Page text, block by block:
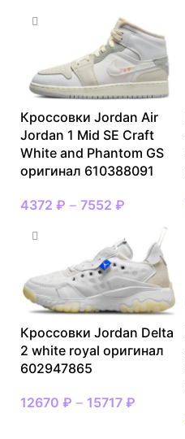
Кроссовки Jordan Air
Jordan 1 Mid SE Craft
White and Phantom GS
оригинал 610388091
4372 ₽ – 7552 ₽
Кроссовки Jordan Delta
2 white royal оригинал
602947865
12670 ₽ – 15717 ₽